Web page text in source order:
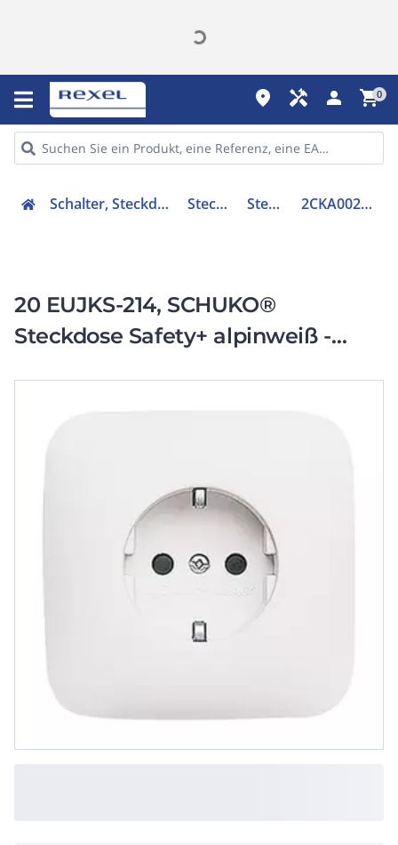
place handyman person shopping_cart0
Schalter, Steckdosen, Stecker Steckdosen Steckdose 2CKA002013A4664
20 EUJKS-214, SCHUKO®
Steckdose Safety+ alpinweiß -